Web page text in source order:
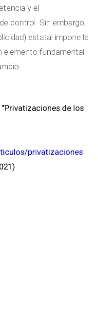
y el
control. Sin embargo,
estatal impone la
elemento fundamental
de los
privatizaciones